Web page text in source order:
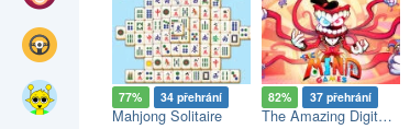
77% 34 přehrání
Mahjong Solitaire
82% 37 přehrání
The Amazing Digital Circus (TADC) Mind Games